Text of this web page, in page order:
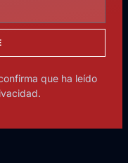
que ha leído